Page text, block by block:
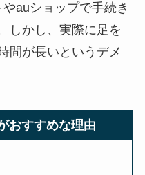
auショップで手続き
しかし、実際に足を
間が長いというデメ
おすすめな理由